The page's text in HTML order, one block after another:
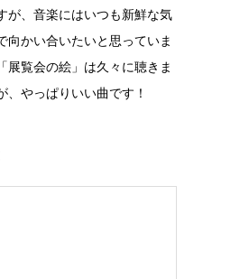
が、音楽にはいつも新鮮な気
向かい合いたいと思っていま
展覧会の絵」は久々に聴きま
、やっぱりいい曲です！